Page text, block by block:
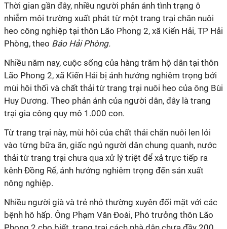
Thời gian gần đây, nhiều người phản ánh tình trạng ô
nhiễm môi trường xuất phát từ một trang trại chăn nuôi
heo công nghiệp tại thôn Lão Phong 2, xã Kiến Hải, TP Hải
Phòng, theo Báo Hải Phòng.
Nhiều năm nay, cuộc sống của hàng trăm hộ dân tại thôn
Lão Phong 2, xã Kiến Hải bị ảnh hưởng nghiêm trọng bởi
mùi hôi thối và chất thải từ trang trại nuôi heo của ông Bùi
Huy Dương. Theo phản ánh của người dân, đây là trang
trại gia công quy mô 1.000 con.
Từ trang trại này, mùi hôi của chất thải chăn nuôi len lỏi
vào từng bữa ăn, giấc ngủ người dân chung quanh, nước
thải từ trang trại chưa qua xử lý triệt để xả trực tiếp ra
kênh Đồng Rể, ảnh hưởng nghiêm trọng đến sản xuất
nông nghiệp.
Nhiều người già và trẻ nhỏ thường xuyên đối mặt với các
bệnh hô hấp. Ông Phạm Văn Đoài, Phó trưởng thôn Lão